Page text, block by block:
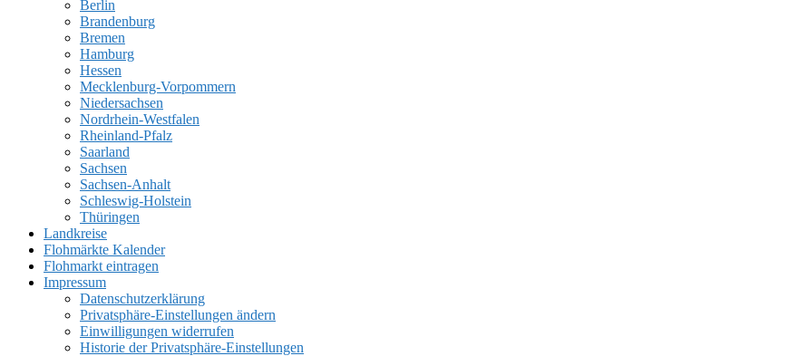
Berlin
Brandenburg
Bremen
Hamburg
Hessen
Mecklenburg-Vorpommern
Niedersachsen
Nordrhein-Westfalen
Rheinland-Pfalz
Saarland
Sachsen
Sachsen-Anhalt
Schleswig-Holstein
Thüringen
Landkreise
Flohmärkte Kalender
Flohmarkt eintragen
Impressum
Datenschutzerklärung
Privatsphäre-Einstellungen ändern
Einwilligungen widerrufen
Historie der Privatsphäre-Einstellungen